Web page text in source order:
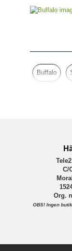
Färg
Material
Buffalo
C/
Org.
OBS! Ingen